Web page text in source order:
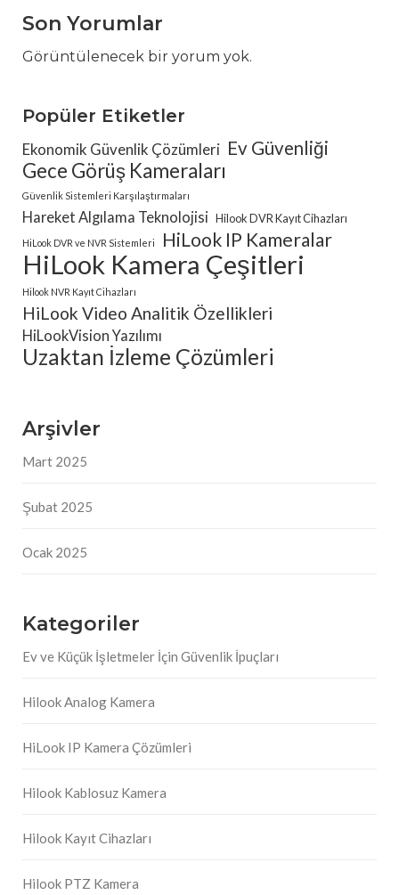
Son Yorumlar
Görüntülenecek bir yorum yok.
Popüler Etiketler
Ekonomik Güvenlik Çözümleri Ev Güvenliği
Gece Görüş Kameraları
Güvenlik Sistemleri Karşılaştırmaları
Hareket Algılama Teknolojisi Hilook DVR Kayıt Cihazları
HiLook DVR ve NVR Sistemleri HiLook IP Kameralar
HiLook Kamera Çeşitleri
Hilook NVR Kayıt Cihazları
HiLook Video Analitik Özellikleri
HiLookVision Yazılımı
Uzaktan İzleme Çözümleri
Arşivler
Mart 2025
Şubat 2025
Ocak 2025
Kategoriler
Ev ve Küçük İşletmeler İçin Güvenlik İpuçları
Hilook Analog Kamera
HiLook IP Kamera Çözümleri
Hilook Kablosuz Kamera
Hilook Kayıt Cihazları
Hilook PTZ Kamera